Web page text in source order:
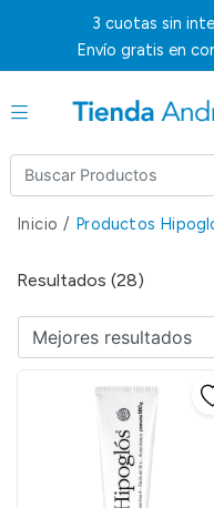
3 cuotas sin
Envío gratis en
Inicio / Productos
Resultados (28)